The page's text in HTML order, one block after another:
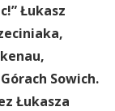
Łukasz
Sowich.
Łukasza